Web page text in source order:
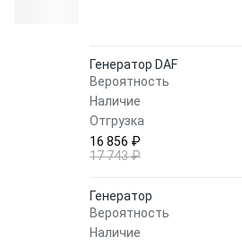
Генератор DAF
Вероятность
Наличие
Отгрузка
16 856 ₽
17 743 ₽
Генератор
Вероятность
Наличие